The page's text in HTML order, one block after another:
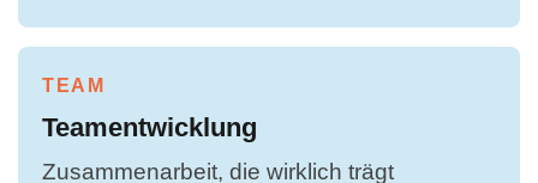
TEAM
Teamentwicklung
Zusammenarbeit, die wirklich trägt